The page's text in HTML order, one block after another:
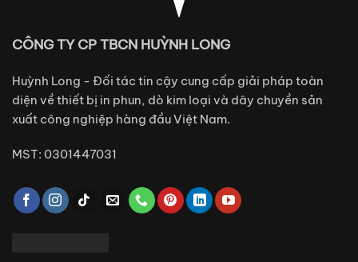
CÔNG TY CP TBCN HUỲNH LONG
Huỳnh Long - Đối tác tin cậy cung cấp giải pháp toàn
diện về thiết bị in phun, dò kim loại và dây chuyền sản
xuất công nghiệp hàng đầu Việt Nam.
MST: 0301447031